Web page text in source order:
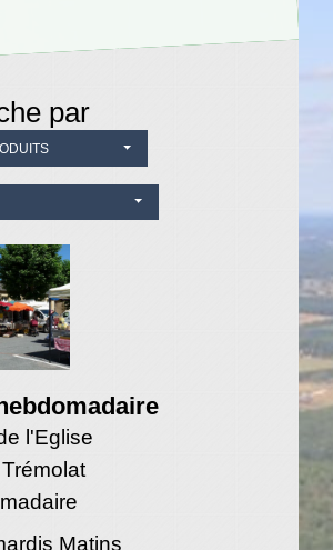
par
l'Eglise
Matins